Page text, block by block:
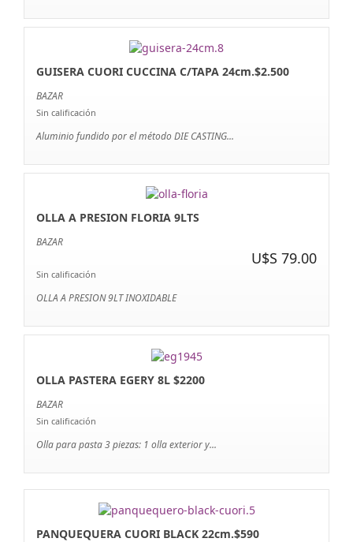
GUISERA CUORI CUCCINA C/TAPA 24cm.$2.500
BAZAR
Sin calificación
Aluminio fundido por el método DIE CASTING...
OLLA A PRESION FLORIA 9LTS
BAZAR
U$S 79.00
Sin calificación
OLLA A PRESION 9LT INOXIDABLE
OLLA PASTERA EGERY 8L $2200
BAZAR
Sin calificación
Olla para pasta 3 piezas: 1 olla exterior y...
PANQUEQUERA CUORI BLACK 22cm.$590